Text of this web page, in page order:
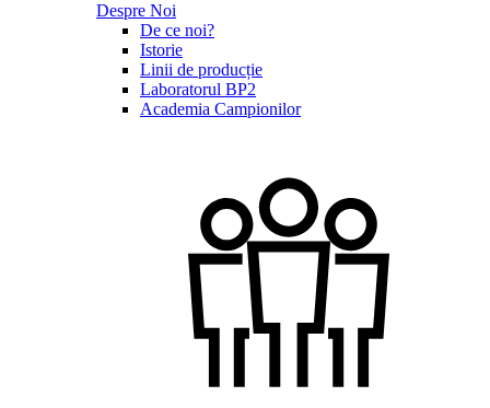
Despre Noi
De ce noi?
Istorie
Linii de producție
Laboratorul BP2
Academia Campionilor